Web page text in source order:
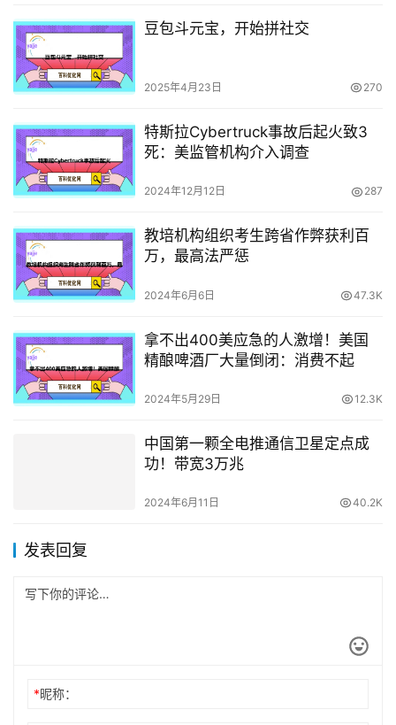
豆包斗元宝，开始拼社交
2025年4月23日 270
特斯拉Cybertruck事故后起火致3
死：美监管机构介入调查
2024年12月12日 287
教培机构组织考生跨省作弊获利百
万，最高法严惩
2024年6月6日 47.3K
拿不出400美应急的人激增！美国
精酿啤酒厂大量倒闭：消费不起
2024年5月29日 12.3K
中国第一颗全电推通信卫星定点成
功！带宽3万兆
2024年6月11日 40.2K
发表回复
*昵称：